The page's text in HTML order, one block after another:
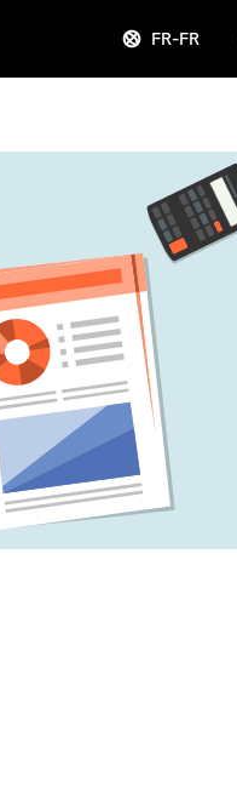
FR-FR